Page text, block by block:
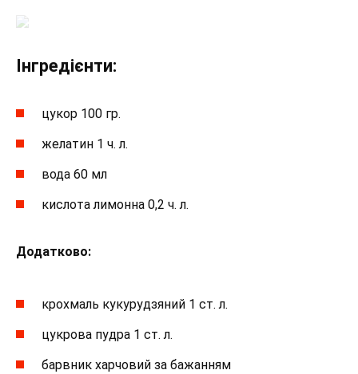
Інгредієнти:
цукор 100 гр.
желатин 1 ч. л.
вода 60 мл
кислота лимонна 0,2 ч. л.
Додатково:
крохмаль кукурудзяний 1 ст. л.
цукрова пудра 1 ст. л.
барвник харчовий за бажанням